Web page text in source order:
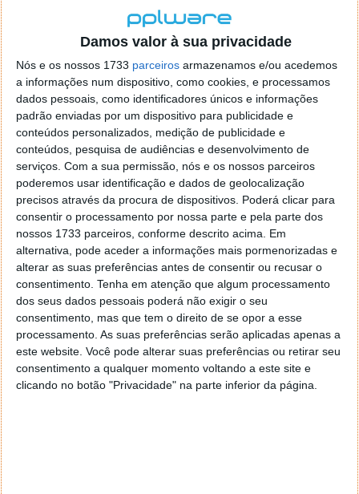
Damos valor à sua privacidade
Nós e os nossos 1733 parceiros armazenamos e/ou acedemos
a informações num dispositivo, como cookies, e processamos
dados pessoais, como identificadores únicos e informações
padrão enviadas por um dispositivo para publicidade e
conteúdos personalizados, medição de publicidade e
conteúdos, pesquisa de audiências e desenvolvimento de
serviços. Com a sua permissão, nós e os nossos parceiros
poderemos usar identificação e dados de geolocalização
precisos através da procura de dispositivos. Poderá clicar para
consentir o processamento por nossa parte e pela parte dos
nossos 1733 parceiros, conforme descrito acima. Em
alternativa, pode aceder a informações mais pormenorizadas e
alterar as suas preferências antes de consentir ou recusar o
consentimento. Tenha em atenção que algum processamento
dos seus dados pessoais poderá não exigir o seu
consentimento, mas que tem o direito de se opor a esse
processamento. As suas preferências serão aplicadas apenas a
este website. Você pode alterar suas preferências ou retirar seu
consentimento a qualquer momento voltando a este site e
clicando no botão "Privacidade" na parte inferior da página.
Além de anunciar os poderosos Skylake Series X, a
Intel ainda aproveitou para mostrar alguns detalhes
da nova geração de processadores, os Coffee Lake,
nome dado à oitava geração de processadores Core.
Estes serão lançados na segunda metade de 2017, e
promete ser até 30% mais rápido que os atuais Kaby
Lake.
Este artigo tem mais de um ano
Acompanhe o Pplware no Google Notícias
Proponha uma correção, faça uma sugestão Autor:Vítor M.